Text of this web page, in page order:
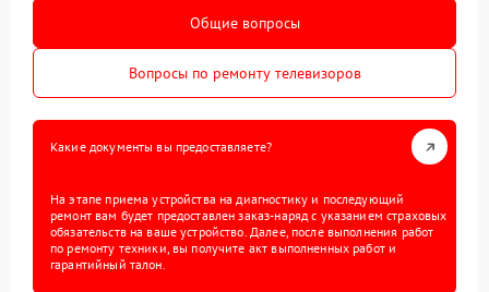
Общие вопросы
Вопросы по ремонту телевизоров
Какие документы вы предоставляете?
На этапе приема устройства на диагностику и последующий
ремонт вам будет предоставлен заказ-наряд с указанием страховых
обязательств на ваше устройство. Далее, после выполнения работ
по ремонту техники, вы получите акт выполненных работ и
гарантийный талон.